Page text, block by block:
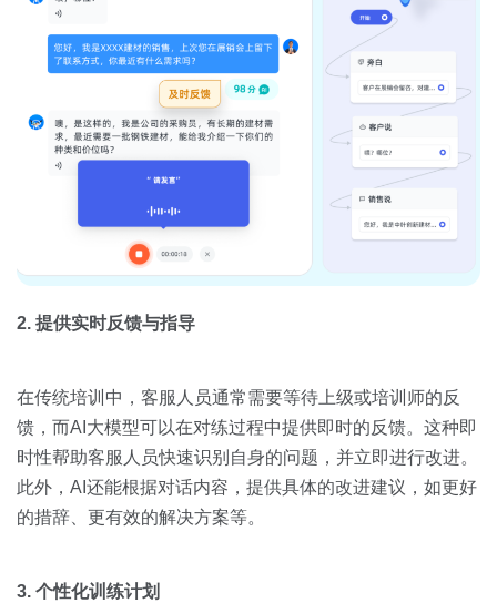
2. 提供实时反馈与指导
在传统培训中，客服人员通常需要等待上级或培训师的反
馈，而AI大模型可以在对练过程中提供即时的反馈。这种即
时性帮助客服人员快速识别自身的问题，并立即进行改进。
此外，AI还能根据对话内容，提供具体的改进建议，如更好
的措辞、更有效的解决方案等。
3. 个性化训练计划